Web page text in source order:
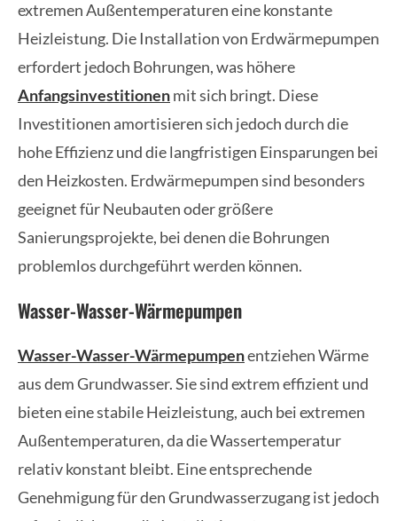
extremen Außentemperaturen eine konstante
Heizleistung. Die Installation von Erdwärmepumpen
erfordert jedoch Bohrungen, was höhere
Anfangsinvestitionenmit sich bringt. Diese
Investitionen amortisieren sich jedoch durch die
hohe Effizienz und die langfristigen Einsparungen bei
den Heizkosten. Erdwärmepumpen sind besonders
geeignet für Neubauten oder größere
Sanierungsprojekte, bei denen die Bohrungen
problemlos durchgeführt werden können.
Wasser-Wasser-Wärmepumpen
Wasser-Wasser-Wärmepumpenentziehen Wärme
aus dem Grundwasser. Sie sind extrem effizient und
bieten eine stabile Heizleistung, auch bei extremen
Außentemperaturen, da die Wassertemperatur
relativ konstant bleibt. Eine entsprechende
Genehmigung für den Grundwasserzugang ist jedoch